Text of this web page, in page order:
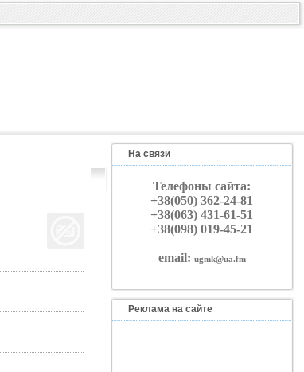
На связи
Телефоны сайта:
+38(050) 362-24-81
+38(063) 431-61-51
+38(098) 019-45-21
email: ugmk@ua.fm
Реклама на сайте